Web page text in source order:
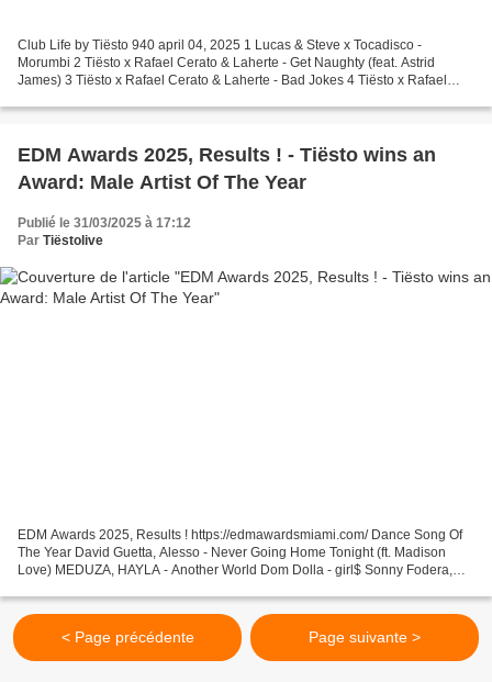
Club Life by Tiësto 940 april 04, 2025 1 Lucas & Steve x Tocadisco -
Morumbi 2 Tiësto x Rafael Cerato & Laherte - Get Naughty (feat. Astrid
James) 3 Tiësto x Rafael Cerato & Laherte - Bad Jokes 4 Tiësto x Rafael
EDM Awards 2025, Results ! - Tiësto wins an
Award: Male Artist Of The Year
Publié le 31/03/2025 à 17:12
Par Tiëstolive
EDM Awards 2025, Results ! https://edmawardsmiami.com/ Dance Song Of
The Year David Guetta, Alesso - Never Going Home Tonight (ft. Madison
Love) MEDUZA, HAYLA - Another World Dom Dolla - girl$ Sonny Fodera,
< Page précédente Page suivante >